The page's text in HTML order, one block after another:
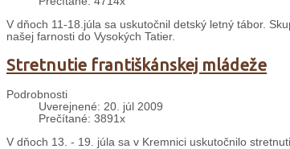
V dňoch 11-18.júla sa uskutočnil detský letný tábor.
našej farnosti do Vysokých Tatier.
Stretnutie františkánskej mládeže
Podrobnosti
Uverejnené: 20. júl 2009
Prečítané: 3891x
V dňoch 13. - 19. júla sa v Kremnici uskutočnilo